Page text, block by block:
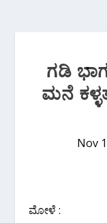
ಗಡಿ
ಮನೆ
Nov
ಮೋಳೆ :